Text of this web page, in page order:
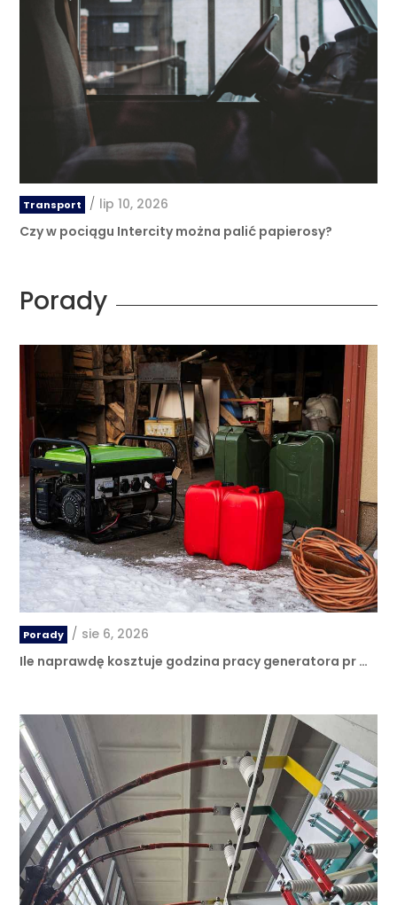
Transport / lip 10, 2026
Czy w pociągu Intercity można palić papierosy?
Porady
Porady / sie 6, 2026
Ile naprawdę kosztuje godzina pracy generatora pr …